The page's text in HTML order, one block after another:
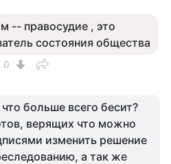
-- правосудие , это
состояния общества
0
больше всего бесит?
верящих что можно
изменить решение
а так же